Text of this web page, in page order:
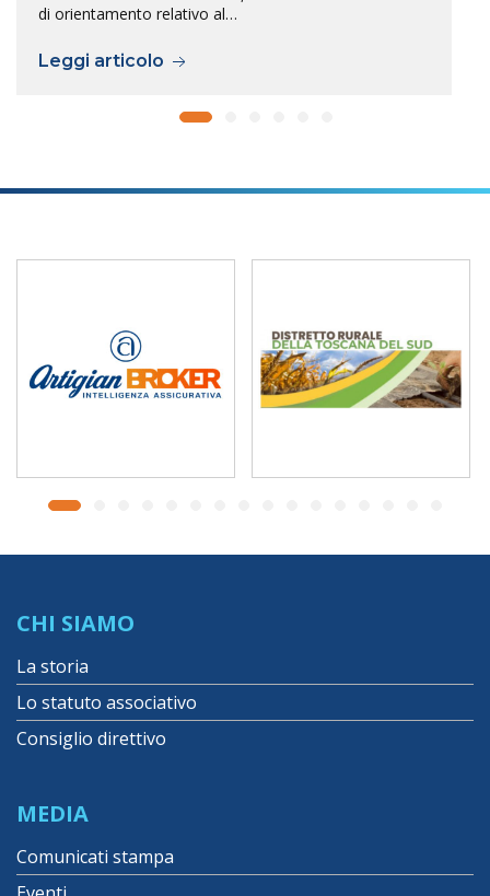
di orientamento relativo al…
Leggi articolo
CHI SIAMO
La storia
Lo statuto associativo
Consiglio direttivo
MEDIA
Comunicati stampa